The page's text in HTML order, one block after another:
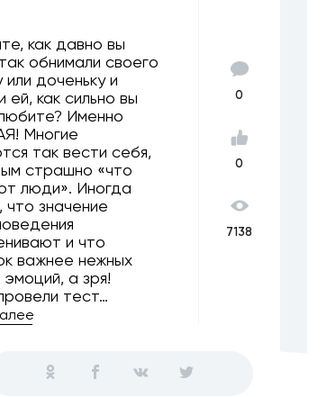
как давно вы
обнимали своего
или доченьку и
ей, как сильно вы
Именно
Многие
так вести себя,
страшно «что
люди». Иногда
что значение
и что
важнее нежных
эмоций, а зря!
тест…
0
0
7138